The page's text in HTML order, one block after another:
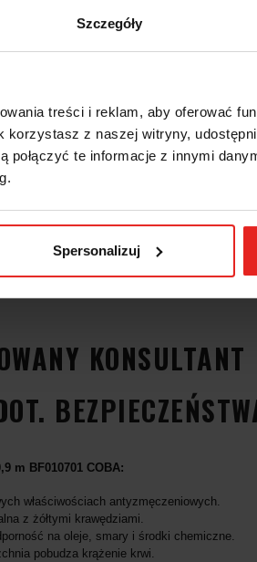
Szczegóły
treści i reklam, aby oferować
z naszej witryny,
połączyć te informacje z innymi
Spersonalizuj
KONSULTANT
m BF010701 COBA:
właściwościach antyzmęczeniowych.
z żółtymi krawędziami.
na oleje, smary i środki chemiczne.
pobudza krążenie krwi.